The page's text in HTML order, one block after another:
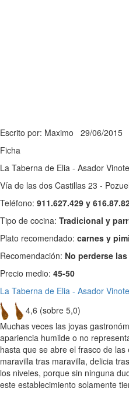
Escrito por: Maximo 29/06/2015
Ficha
La Taberna de Elia - Asador
Vía de las dos Castillas 23 -
Teléfono: 911.627.429 y
Tipo de cocina: Tradicional y
Plato recomendado: carnes y
Recomendación: No perderse
Precio medio: 45-50
La Taberna de Elia - Asador
4,6 (sobre 5,0)
Muchas veces las joyas
apariencia humilde o no
hasta que se abre el frasco de
maravilla tras maravilla, delicia
los niveles, porque sin ninguna
este establecimiento solamente